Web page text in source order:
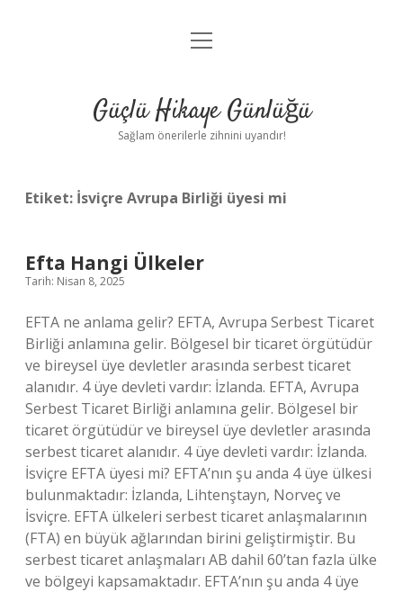
Anasayfa
Yasal Uyarı
menüyü
Güçlü Hikaye Günlüğü
Sağlam önerilerle zihnini uyandır!
Etiket: İsviçre Avrupa Birliği üyesi mi
Efta Hangi Ülkeler
Tarih: Nisan 8, 2025
EFTA ne anlama gelir? EFTA, Avrupa Serbest Ticaret
Birliği anlamına gelir. Bölgesel bir ticaret örgütüdür
ve bireysel üye devletler arasında serbest ticaret
alanıdır. 4 üye devleti vardır: İzlanda. EFTA, Avrupa
Serbest Ticaret Birliği anlamına gelir. Bölgesel bir
ticaret örgütüdür ve bireysel üye devletler arasında
serbest ticaret alanıdır. 4 üye devleti vardır: İzlanda.
İsviçre EFTA üyesi mi? EFTA’nın şu anda 4 üye ülkesi
bulunmaktadır: İzlanda, Lihtenştayn, Norveç ve
İsviçre. EFTA ülkeleri serbest ticaret anlaşmalarının
(FTA) en büyük ağlarından birini geliştirmiştir. Bu
serbest ticaret anlaşmaları AB dahil 60’tan fazla ülke
ve bölgeyi kapsamaktadır. EFTA’nın şu anda 4 üye